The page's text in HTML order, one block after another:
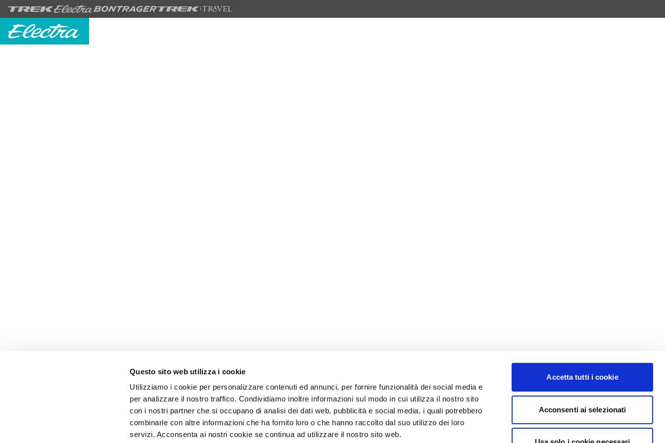
Questo sito web utilizza i cookie
Utilizziamo i cookie per personalizzare contenuti ed annunci, per fornire funzionalità dei social media e
per analizzare il nostro traffico. Condividiamo inoltre informazioni sul modo in cui utilizza il nostro sito
con i nostri partner che si occupano di analisi dei dati web, pubblicità e social media, i quali potrebbero
combinarle con altre informazioni che ha fornito loro o che hanno raccolto dal suo utilizzo dei loro
servizi. Acconsenta ai nostri cookie se continua ad utilizzare il nostro sito web.
Accetta tutti i cookie
Acconsenti ai selezionati